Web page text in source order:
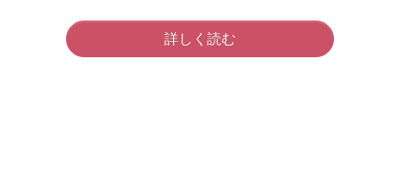
詳しく読む